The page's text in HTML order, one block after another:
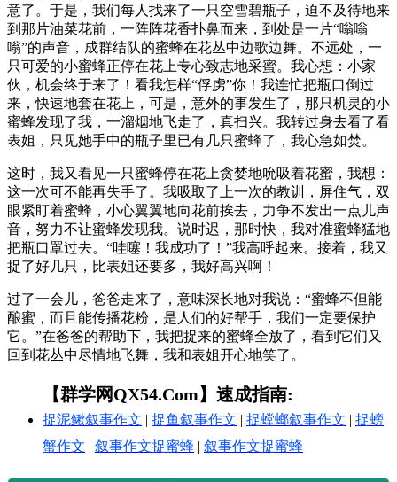
意了。于是，我们每人找来了一只空雪碧瓶子，迫不及待地来
到那片油菜花前，一阵阵花香扑鼻而来，到处是一片“嗡嗡
嗡”的声音，成群结队的蜜蜂在花丛中边歌边舞。不远处，一
只可爱的小蜜蜂正停在花上专心致志地采蜜。我心想：小家
伙，机会终于来了！看我怎样“俘虏”你！我连忙把瓶口倒过
来，快速地套在花上，可是，意外的事发生了，那只机灵的小
蜜蜂发现了我，一溜烟地飞走了，真扫兴。我转过身去看了看
表姐，只见她手中的瓶子里已有几只蜜蜂了，我心急如焚。
这时，我又看见一只蜜蜂停在花上贪婪地吮吸着花蜜，我想：
这一次可不能再失手了。我吸取了上一次的教训，屏住气，双
眼紧盯着蜜蜂，小心翼翼地向花前挨去，力争不发出一点儿声
音，努力不让蜜蜂发现我。说时迟，那时快，我对准蜜蜂猛地
把瓶口罩过去。“哇噻！我成功了！”我高呼起来。接着，我又
捉了好几只，比表姐还要多，我好高兴啊！
过了一会儿，爸爸走来了，意味深长地对我说：“蜜蜂不但能
酿蜜，而且能传播花粉，是人们的好帮手，我们一定要保护
它。”在爸爸的帮助下，我把捉来的蜜蜂全放了，看到它们又
回到花丛中尽情地飞舞，我和表姐开心地笑了。
【群学网QX54.Com】速成指南:
捉泥鳅叙事作文 | 捉鱼叙事作文 | 捉螳螂叙事作文 | 捉螃
蟹作文 | 叙事作文捉蜜蜂 | 叙事作文捉蜜蜂